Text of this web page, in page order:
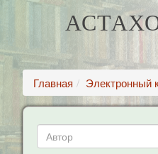
Главная Электронный